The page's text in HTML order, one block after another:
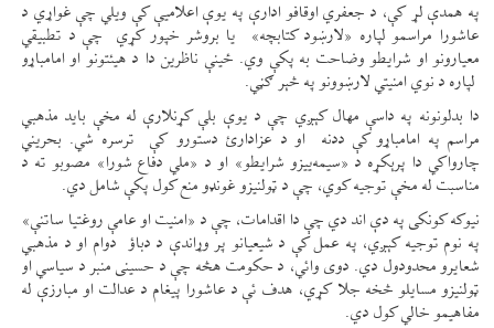
په همدې لړ کې، د جعفري اوقافو ادارې په یوې اعلامیې کې ویلي چې غواړي د
عاشورا مراسمو لپاره «لارښود کتابچه» یا بروشر خپور کړي چې د تطبیقي
معیارونو او شرایطو وضاحت به پکې وي. ځینې ناظرین دا د هیئتونو او امامباړو
لپاره د نوي امنیتي لارښوونو په څېر ګڼي.
دا بدلونونه په داسې مهال کېږي چې د یوې بلې کړنلارې له مخې باید مذهبي
مراسم په امامباړو کې ددنه او د عزادارئ دستورو کې ترسره شي. بحریني
چارواکي دا پرېکړه د «سیمه‌ییزو شرایطو» او د «ملي دفاع شورا» مصوبو ته د
مناسبت له مخې توجیه کوي، چې د ټولنیزو غونډو منع کول پکې شامل دي.
نیوکه کونکی په دې اند دي چې دا اقدامات، چې د «امنیت او عامې روغتیا ساتنې»
په نوم توجیه کېږي، په عمل کې د شیعیانو پر وړاندې د دباؤ دوام او د مذهبي
شعایرو محدودول دي. دوی وائي، د حکومت هڅه چې د حسینی منبر د سیاسي او
ټولنیزو مسایلو څخه جلا کړي، هدف ئې د عاشورا پیغام د عدالت او مبارزې له
مفاهیمو خالي کول دي.